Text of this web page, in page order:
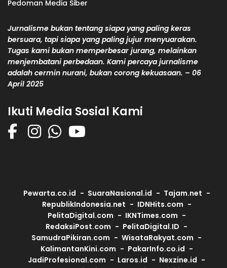
Pedoman Media Siber
Jurnalisme bukan tentang siapa yang paling keras
bersuara, tapi siapa yang paling jujur menyuarakan.
Tugas kami bukan memperbesar jurang, melainkan
menjembatani perbedaan. Kami percaya jurnalisme
adalah cermin nurani, bukan corong kekuasaan. – 06
April 2025
Ikuti Media Sosial Kami
Pewarta.co.id SuaraNasional.id
Tajam.net
RepublikIndonesia.net
IDNHits.com
PelitaDigital.com
IKNTimes.com
RedaksiPost.com
PelitaDigital.ID
SamudraPikiran.com
WisataRakyat.com
KalimantanKini.com
PakarInfo.co.id
JadiProfesional.com
Laros.id
Nexzine.id